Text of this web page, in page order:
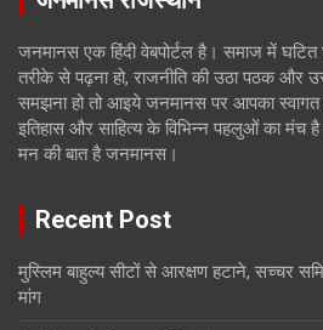
जनमानस एक हिंदी वेबपोर्टल है। समाज में
तरीके से पढ़ना हो, राजनीति की उठा पठक और
समझना हो तो आइये जनमानस पर आपका
इतिहास और साहित्य के विभिन्न पहलुओं का
मन की बात है जनमानस।
Recent Post
मुस्लिम बाहुल्य सीटों से आरक्षण हटाने, सच्चर
मांग